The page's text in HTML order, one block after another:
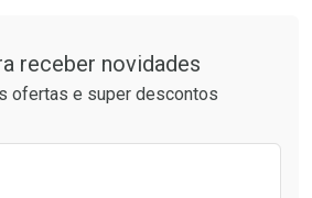
receber novidades
ofertas e super descontos